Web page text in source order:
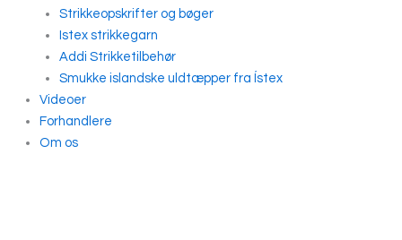
Strikkeopskrifter og bøger
Istex strikkegarn
Addi Strikketilbehør
Smukke islandske uldtæpper fra Ístex
Videoer
Forhandlere
Om os